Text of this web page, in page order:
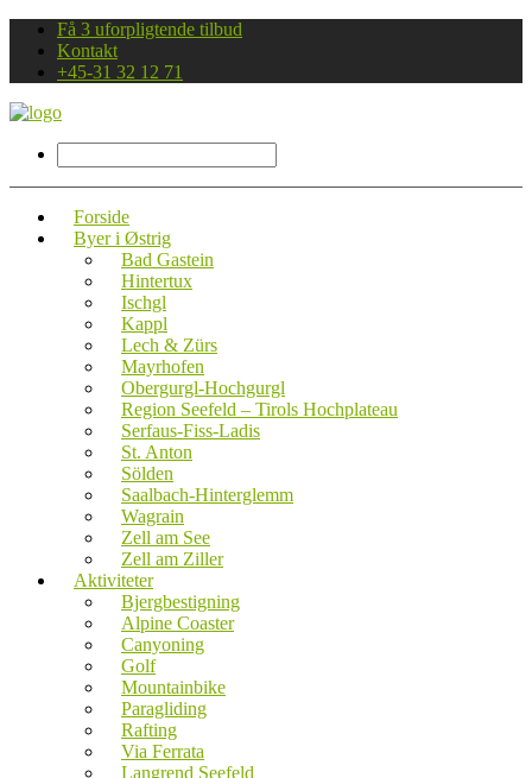
Få 3 uforpligtende tilbud
Kontakt
+45-31 32 12 71
Forside
Byer i Østrig
Bad Gastein
Hintertux
Ischgl
Kappl
Lech & Zürs
Mayrhofen
Obergurgl-Hochgurgl
Region Seefeld – Tirols Hochplateau
Serfaus-Fiss-Ladis
St. Anton
Sölden
Saalbach-Hinterglemm
Wagrain
Zell am See
Zell am Ziller
Aktiviteter
Bjergbestigning
Alpine Coaster
Canyoning
Golf
Mountainbike
Paragliding
Rafting
Via Ferrata
Langrend Seefeld